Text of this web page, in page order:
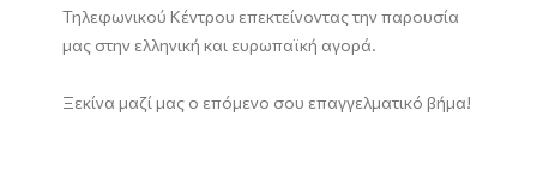
Τηλεφωνικού Κέντρου επεκτείνοντας την παρουσία
μας στην ελληνική και ευρωπαϊκή αγορά.
Ξεκίνα μαζί μας ο επόμενο σου επαγγελματικό βήμα!